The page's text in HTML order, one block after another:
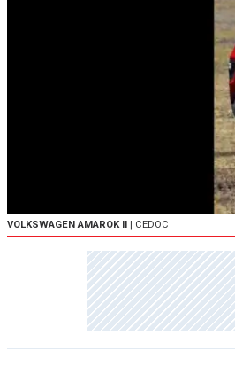
VOLKSWAGEN AMAROK II | CEDOC